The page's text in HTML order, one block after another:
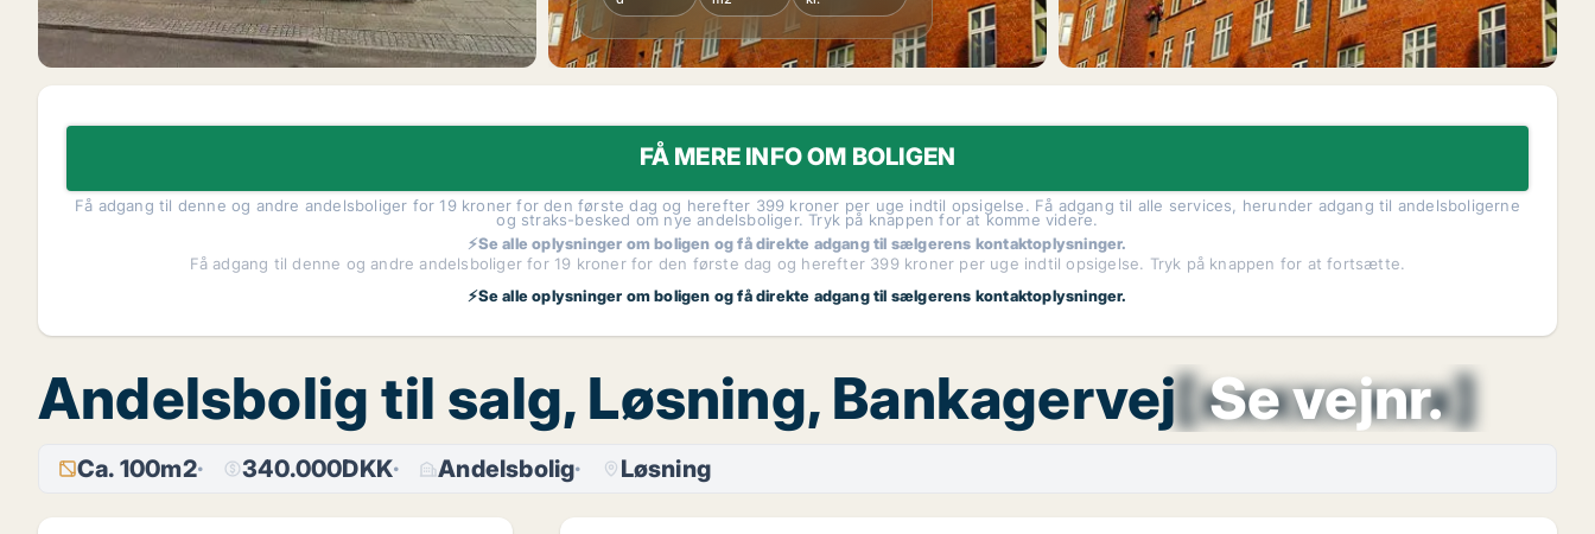
FÅ MERE INFO OM BOLIGEN
Få adgang til denne og andre andelsboliger for 19 kroner for den første dag og herefter 399 kroner per uge indtil opsigelse. Få adgang til alle services, herunder adgang til andelsboligerne
og straks-besked om nye andelsboliger. Tryk på knappen for at komme videre.
⚡Se alle oplysninger om boligen og få direkte adgang til sælgerens kontaktoplysninger.
Få adgang til denne og andre andelsboliger for 19 kroner for den første dag og herefter 399 kroner per uge indtil opsigelse. Tryk på knappen for at fortsætte.
⚡Se alle oplysninger om boligen og få direkte adgang til sælgerens kontaktoplysninger.
Andelsbolig til salg, Løsning, Bankagervej Se vejnr.
[xxxxxxxx]
Ca. 100m2 340.000DKK Andelsbolig Løsning